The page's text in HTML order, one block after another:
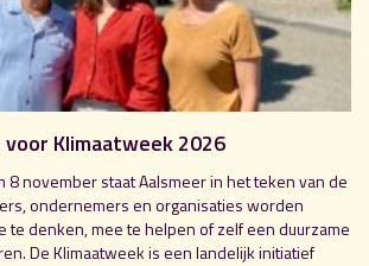
Klimaatweek 2026
8 november staat Aalsmeer in het teken van de
ondernemers en organisaties worden
te denken, mee te helpen of zelf een duurzame
De Klimaatweek is een landelijk initiatief